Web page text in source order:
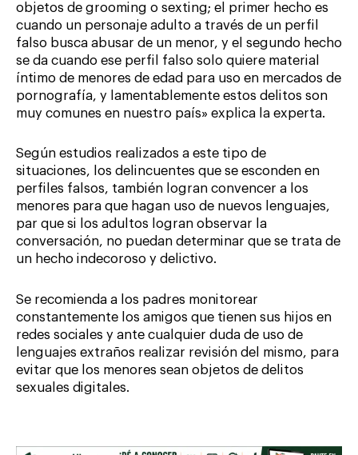
objetos de grooming o sexting; el primer hecho es
cuando un personaje adulto a través de un perfil
falso busca abusar de un menor, y el segundo hecho
se da cuando ese perfil falso solo quiere material
íntimo de menores de edad para uso en mercados de
pornografía, y lamentablemente estos delitos son
muy comunes en nuestro país» explica la experta.
Según estudios realizados a este tipo de
situaciones, los delincuentes que se esconden en
perfiles falsos, también logran convencer a los
menores para que hagan uso de nuevos lenguajes,
par que si los adultos logran observar la
conversación, no puedan determinar que se trata de
un hecho indecoroso y delictivo.
Se recomienda a los padres monitorear
constantemente los amigos que tienen sus hijos en
redes sociales y ante cualquier duda de uso de
lenguajes extraños realizar revisión del mismo, para
evitar que los menores sean objetos de delitos
sexuales digitales.